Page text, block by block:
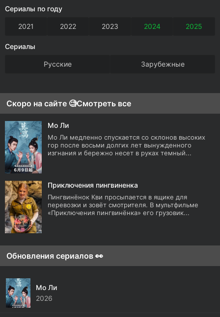
Сериалы по году
2021 2022 2023 2024 2025
Сериалы
Русские Зарубежные
Скоро на сайте 🧐Смотреть все
Мо Ли
Мо Ли медленно спускается со склонов высоких
гор после восьми долгих лет вынужденного
изгнания и бережно несет в руках темный...
Приключения пингвиненка
Пингвинёнок Кви просыпается в ящике для
перевозки и зовёт смотрителя. В мультфильме
«Приключения пингвинёнка» его грузовик...
Обновления сериалов 👀
Мо Ли
2026